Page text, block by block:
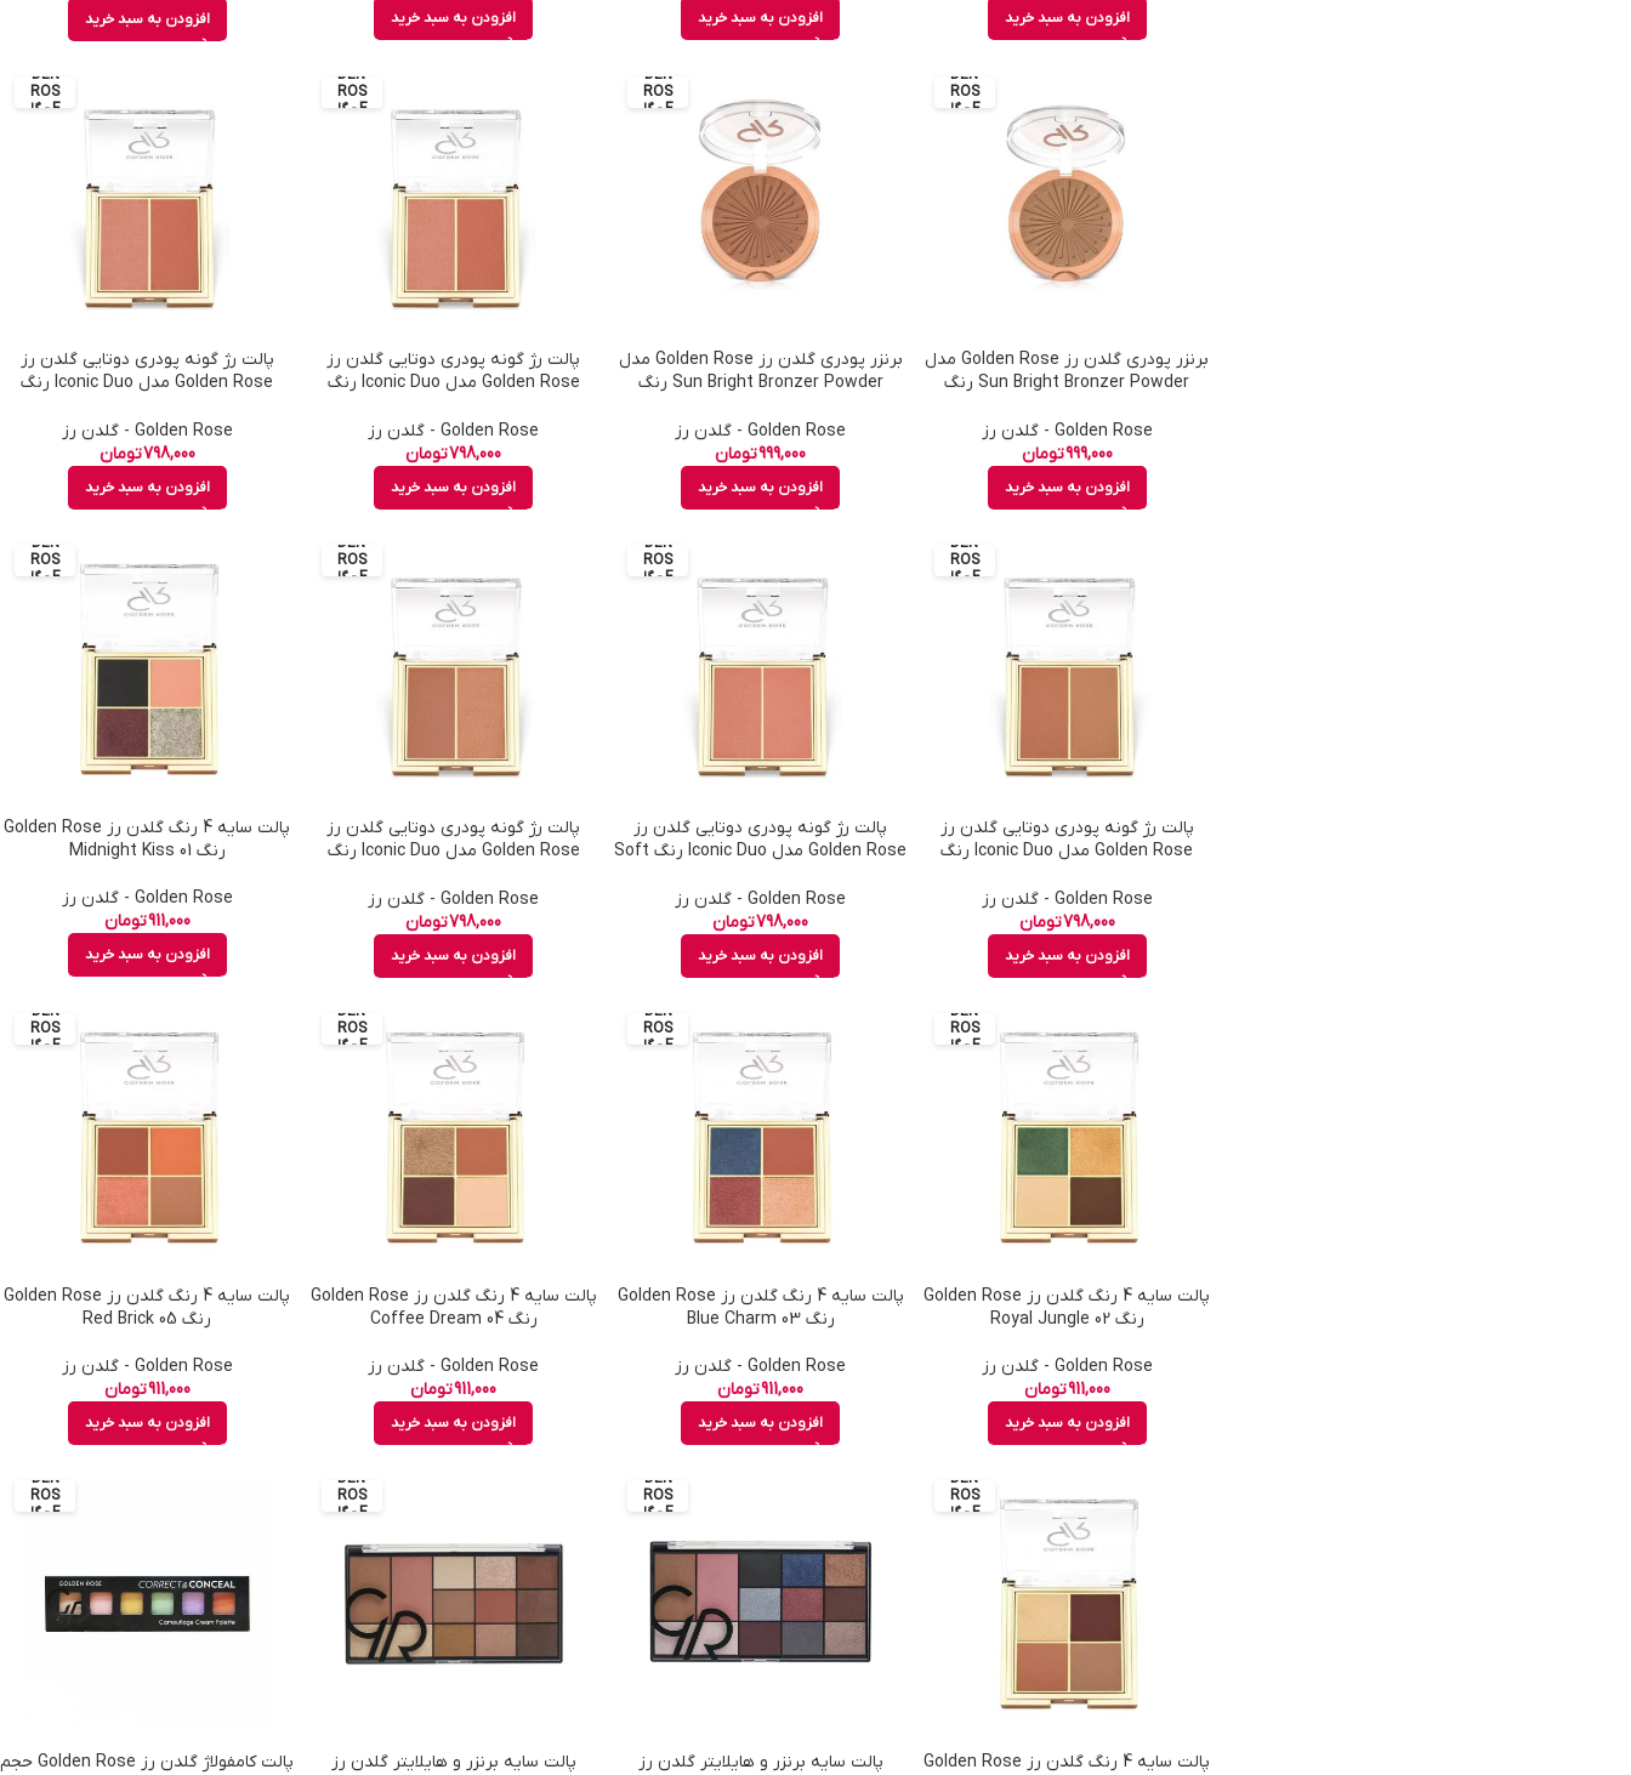
افزودن به سبد خرید افزودن به سبد خرید افزودن به سبد خرید
افزودن به سبد خرید
DEN
ROS
E - گل
برنزر پودری گلدن رز Golden Rose مدل
Sun Bright Bronzer Powder رنگ
Golden Rose - گلدن رز
999,000تومان
افزودن به سبد خرید
DEN
ROS
E - گل
برنزر پودری گلدن رز Golden Rose مدل
Sun Bright Bronzer Powder رنگ
Golden Rose - گلدن رز
999,000تومان
افزودن به سبد خرید
DEN
ROS
E - گل
پالت رژ گونه پودری دوتایی گلدن رز
Golden Rose مدل Iconic Duo رنگ
Golden Rose - گلدن رز
798,000تومان
افزودن به سبد خرید
DEN
ROS
E - گل
پالت رژ گونه پودری دوتایی گلدن رز
Golden Rose مدل Iconic Duo رنگ
Golden Rose - گلدن رز
798,000تومان
افزودن به سبد خرید
DEN
ROS
E - گل
پالت رژ گونه پودری دوتایی گلدن رز
Golden Rose مدل Iconic Duo رنگ
Golden Rose - گلدن رز
798,000تومان
افزودن به سبد خرید
DEN
ROS
E - گل
پالت رژ گونه پودری دوتایی گلدن رز
Golden Rose مدل Iconic Duo رنگ Soft
Golden Rose - گلدن رز
798,000تومان
افزودن به سبد خرید
DEN
ROS
E - گل
پالت رژ گونه پودری دوتایی گلدن رز
Golden Rose مدل Iconic Duo رنگ
Golden Rose - گلدن رز
798,000تومان
افزودن به سبد خرید
DEN
ROS
E - گل
پالت سایه 4 رنگ گلدن رز Golden Rose
رنگ 01 Midnight Kiss
Golden Rose - گلدن رز
911,000تومان
افزودن به سبد خرید
DEN
ROS
E - گل
پالت سایه 4 رنگ گلدن رز Golden Rose
رنگ 02 Royal Jungle
Golden Rose - گلدن رز
911,000تومان
افزودن به سبد خرید
DEN
ROS
E - گل
پالت سایه 4 رنگ گلدن رز Golden Rose
رنگ 03 Blue Charm
Golden Rose - گلدن رز
911,000تومان
افزودن به سبد خرید
DEN
ROS
E - گل
پالت سایه 4 رنگ گلدن رز Golden Rose
رنگ 04 Coffee Dream
Golden Rose - گلدن رز
911,000تومان
افزودن به سبد خرید
DEN
ROS
E - گل
پالت سایه 4 رنگ گلدن رز Golden Rose
رنگ 05 Red Brick
Golden Rose - گلدن رز
911,000تومان
افزودن به سبد خرید
DEN
ROS
E - گل
پالت سایه 4 رنگ گلدن رز Golden Rose
DEN
ROS
E - گل
پالت سایه برنزر و هایلایتر گلدن رز
DEN
ROS
E - گل
پالت سایه برنزر و هایلایتر گلدن رز
DEN
ROS
E - گل
پالت کامفولاژ گلدن رز Golden Rose حجم